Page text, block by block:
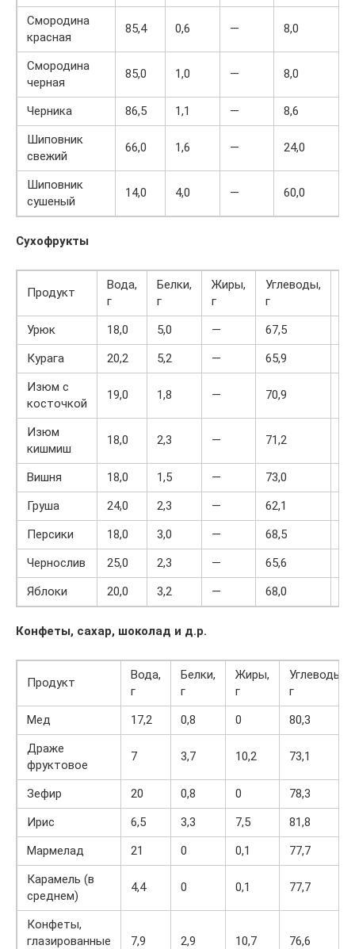
Смородина
красная
85,4 0,6 — 8,0
Смородина
черная
85,0 1,0 — 8,0
Черника 86,5 1,1 —
8,6
Шиповник
свежий
66,0 1,6 — 24,0
Шиповник
сушеный
14,0 4,0 — 60,0
Сухофрукты
Продукт
Вода,
г
Белки,
г
Жиры,
г
Углеводы,
г
Урюк 18,0 5,0 — 67,5
Курага
20,2 5,2 — 65,9
Изюм с
косточкой
19,0 1,8 — 70,9
Изюм
кишмиш
18,0 2,3 — 71,2
Вишня 18,0 1,5 — 73,0
Груша
24,0 2,3 — 62,1
Персики
18,0 3,0 — 68,5
Чернослив
25,0 2,3 — 65,6
Яблоки
20,0 3,2 — 68,0
Конфеты, сахар, шоколад и д.р.
Продукт
Вода,
г
Белки,
г
Жиры,
г
Углеводы,
г
Мед
17,2 0,8 0
80,3
Драже
фруктовое
7 3,7 10,2 73,1
Зефир 20 0,8 0
78,3
Ирис
6,5 3,3 7,5
81,8
Мармелад
21 0 0,1
77,7
Карамель (в
среднем)
4,4 0 0,1 77,7
Конфеты,
глазированные
7,9 2,9 10,7 76,6